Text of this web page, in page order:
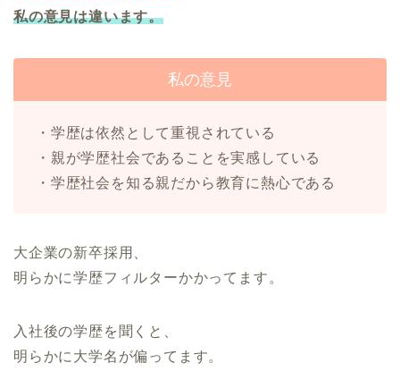
私の意見は違います。
私の意見
・学歴は依然として重視されている
・親が学歴社会であることを実感している
・学歴社会を知る親だから教育に熱心である
大企業の新卒採用、
明らかに学歴フィルターかかってます。
入社後の学歴を聞くと、
明らかに大学名が偏ってます。